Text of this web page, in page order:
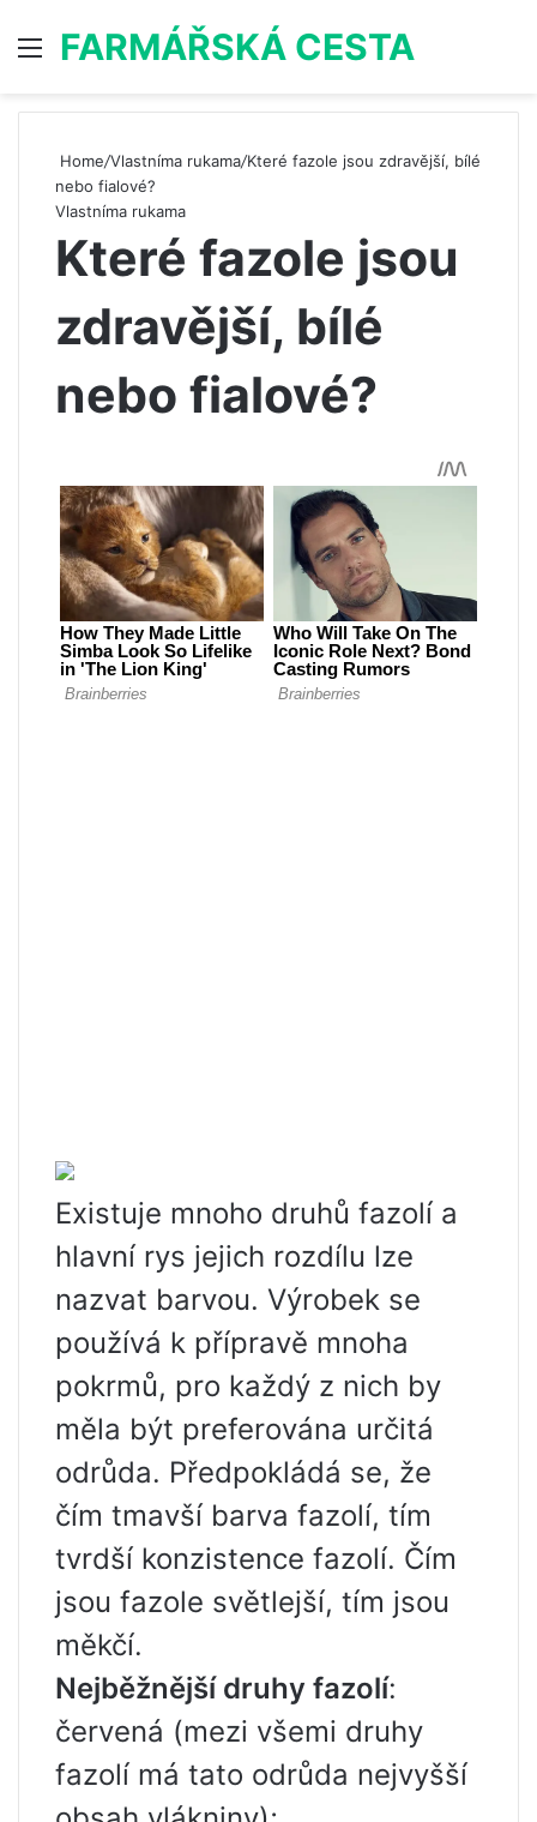
Menu
FARMÁŘSKÁ CESTA
Home/Vlastníma rukama/Které fazole jsou zdravější, bílé
nebo fialové?
Vlastníma rukama
Které fazole jsou
zdravější, bílé
nebo fialové?
Existuje mnoho druhů fazolí a
hlavní rys jejich rozdílu lze
nazvat barvou. Výrobek se
používá k přípravě mnoha
pokrmů, pro každý z nich by
měla být preferována určitá
odrůda. Předpokládá se, že
čím tmavší barva fazolí, tím
tvrdší konzistence fazolí. Čím
jsou fazole světlejší, tím jsou
měkčí.
Nejběžnější druhy fazolí:
červená (mezi všemi druhy
fazolí má tato odrůda nejvyšší